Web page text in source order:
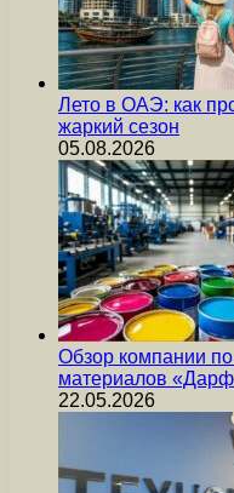
Лето в ОАЭ: как
жаркий сезон
05.08.2026
Обзор компании
материалов
22.05.2026